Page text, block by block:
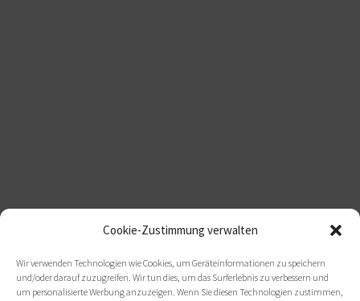
Cookie-Zustimmung verwalten
Wir verwenden Technologien wie Cookies, um Geräteinformationen zu speichern
und/oder darauf zuzugreifen. Wir tun dies, um das Surferlebnis zu verbessern und
um personalisierte Werbung anzuzeigen. Wenn Sie diesen Technologien zustimmen,